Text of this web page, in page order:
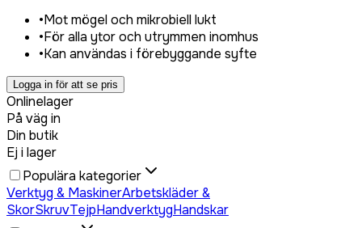
•Mot mögel och mikrobiell lukt
•För alla ytor och utrymmen inomhus
•Kan användas i förebyggande syfte
Logga in för att se pris
Onlinelager
På väg in
Din butik
Ej i lager
Populära kategorier
Verktyg & MaskinerArbetskläder &
SkorSkruvTejpHandverktygHandskar